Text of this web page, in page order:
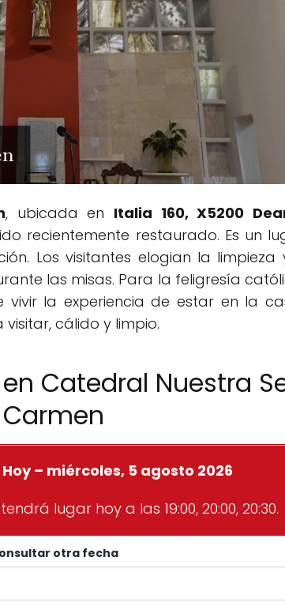
, ubicada en Italia 160, X5200
recientemente restaurado. Es un
Los visitantes elogian la
las misas. Para la feligresía
la experiencia de estar en la
cálido y limpio.
Catedral Nuestra
Carmen
– miércoles, 5 agosto 2026
lugar hoy a las 19:00, 20:00, 20:30.
otra fecha